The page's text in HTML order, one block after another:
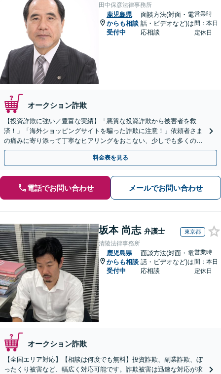
田中保彦法律事務所
鹿児島県
からも相談
受付中
面談方法(対面・電
話・ビデオなど)は
応相談
営業時
間：本日
定休日
オークション詐欺
【投資詐欺に強い／豊富な実績】「悪質な投資詐欺から被害者を救
済！」「海外ショッピングサイトを騙った詐欺に注意！」依頼者さま
の痛みに寄り添って丁寧なヒアリングをおこない、少しでも多くの返
金が得られるよう尽力します！
料金表を見る
電話でお問い合わせ メールでお問い合わせ
坂本 尚志 弁護士 東京都
清陵法律事務所
鹿児島県
からも相談
受付中
面談方法(対面・電
話・ビデオなど)は
応相談
営業時
間：本日
定休日
オークション詐欺
【全国エリア対応】【相談は何度でも無料】投資詐欺、副業詐欺、ぼ
ったくり被害など、幅広く対応可能です。詐欺被害は迅速な対応が求